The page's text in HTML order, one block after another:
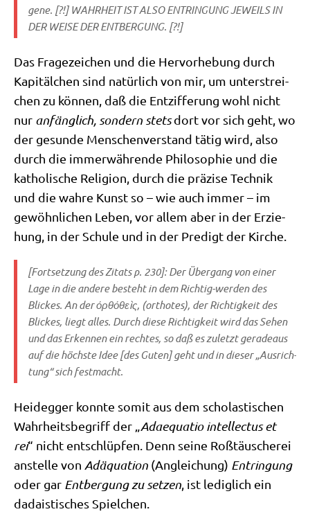
ge­ne. [?!] WAHRHEIT IST ALSO ENTRINGUNG JEWEILS IN
DER WEISE DER ENTBERGUNG. [?!]
Das Fra­ge­zei­chen und die Her­vor­he­bung durch
Kapi­täl­chen sind natür­lich von mir, um unter­strei­
chen zu kön­nen, daß die Ent­zif­fe­rung wohl nicht
nur anfäng­lich, son­dern stetsdort vor sich geht, wo
der gesun­de Men­schen­ver­stand tätig wird, also
durch die immer­wäh­ren­de Phi­lo­so­phie und die
katho­li­sche Reli­gi­on, durch die prä­zi­se Tech­nik
und die wah­re Kunst so – wie auch immer – im
gewöhn­li­chen Leben, vor allem aber in der Erzie­
hung, in der Schu­le und in der Pre­digt der Kirche.
[Fort­set­zung des Zitats p. 230]: Der Über­gang von einer
Lage in die ande­re besteht in dem Rich­tig-wer­den des
Blickes. An derόρθόθεìς‚ (ort­ho­tes), der Rich­tig­keit des
Blickes, liegt alles. Durch die­se Rich­tig­keit wird das Sehen
und das Erken­nen ein rech­tes, so daß es zuletzt gera­de­aus
auf die höch­ste Idee [des Guten] geht und in die­ser „Aus­rich­
tung“ sich festmacht.
Heid­eg­ger konn­te somit aus dem scho­la­sti­schen
Wahr­heits­be­griff der „ Adaequa­tio intellec­tus et
rei“ nicht ent­schlüp­fen. Denn sei­ne Roß­täu­sche­rei
anstel­le von Adäqua­ti­on (Anglei­chung) Ent­rin­gung
oder gar Ent­ber­gung zu set­zen , ist ledig­lich ein
dada­isti­sches Spielchen.